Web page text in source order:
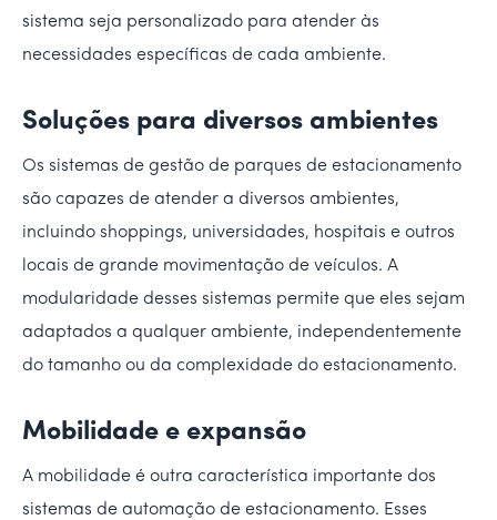
sistema seja personalizado para atender às
necessidades específicas de cada ambiente.
Soluções para diversos ambientes
Os sistemas de gestão de parques de estacionamento
são capazes de atender a diversos ambientes,
incluindo shoppings, universidades, hospitais e outros
locais de grande movimentação de veículos. A
modularidade desses sistemas permite que eles sejam
adaptados a qualquer ambiente, independentemente
do tamanho ou da complexidade do estacionamento.
Mobilidade e expansão
A mobilidade é outra característica importante dos
sistemas de automação de estacionamento. Esses